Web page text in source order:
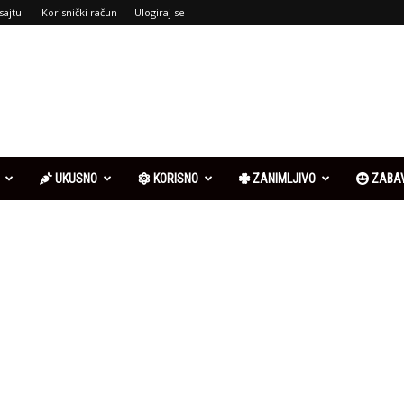
Korisnički račun Ulogiraj se
UKUSNO KORISNO ZANIMLJIVO